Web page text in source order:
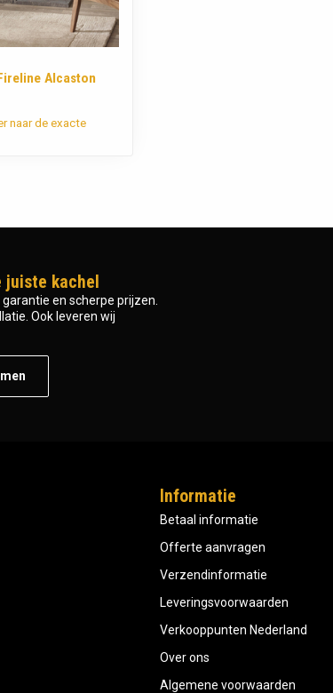
Alcaston
naar de exacte
kachel
en scherpe prijzen.
Ook leveren wij
Informatie
Betaal informatie
Offerte aanvragen
Verzendinformatie
Leveringsvoorwaarden
Verkooppunten Nederland
Over ons
Algemene voorwaarden